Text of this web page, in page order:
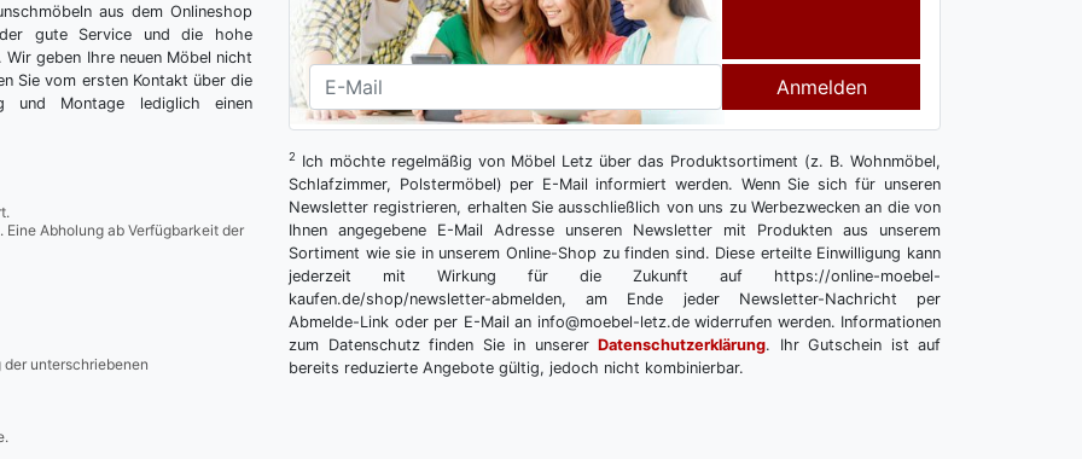
aus dem Onlineshop
gute Service und die hohe
geben Ihre neuen Möbel nicht
Sie vom ersten Kontakt über die
und Montage lediglich einen
Abholung ab Verfügbarkeit der
unterschriebenen
Anmelden
2
Ich möchte regelmäßig von Möbel Letz über das Produktsortiment (z. B. Wohnmöbel,
Schlafzimmer, Polstermöbel) per E-Mail informiert werden. Wenn Sie sich für unseren
Newsletter registrieren, erhalten Sie ausschließlich von uns zu Werbezwecken an die von
Ihnen angegebene E-Mail Adresse unseren Newsletter mit Produkten aus unserem
Sortiment wie sie in unserem Online-Shop zu finden sind. Diese erteilte Einwilligung kann
jederzeit mit Wirkung für die Zukunft auf https://online-moebel-
kaufen.de/shop/newsletter-abmelden, am Ende jeder Newsletter-Nachricht per
Abmelde-Link oder per E-Mail an info@moebel-letz.de widerrufen werden. Informationen
zum Datenschutz finden Sie in unserer Datenschutzerklärung. Ihr Gutschein ist auf
bereits reduzierte Angebote gültig, jedoch nicht kombinierbar.